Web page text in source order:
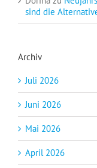
sind die
Archiv
Juli 2026
Juni 2026
Mai 2026
April 2026